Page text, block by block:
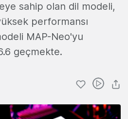
sahip olan dil modeli,
performansı
MAP-Neo'yu
geçmekte.